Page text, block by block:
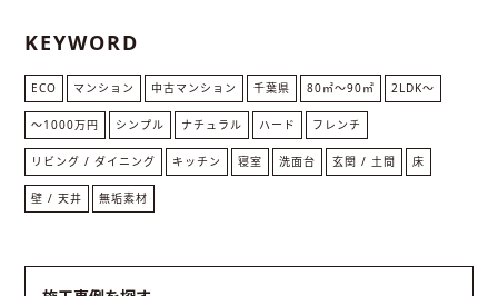
KEYWORD
ECO マンション 中古マンション 千葉県 80㎡〜90㎡ 2LDK〜
〜1000万円 シンプル ナチュラル ハード フレンチ
リビング / ダイニング キッチン 寝室 洗面台 玄関 / 土間 床
壁 / 天井 無垢素材